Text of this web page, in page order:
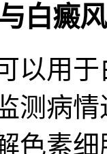
白癜
以用
测病
色素